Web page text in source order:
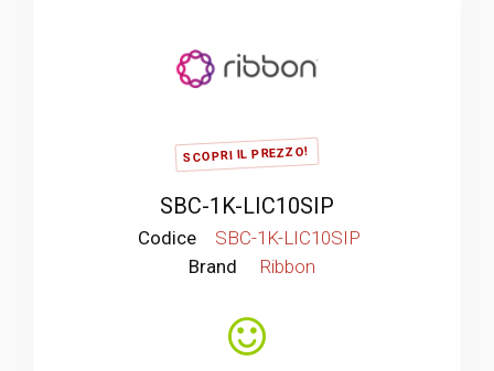
SCOPRI IL PREZZO!
SBC-1K-LIC10SIP
Codice
SBC-1K-LIC10SIP
Brand
Ribbon